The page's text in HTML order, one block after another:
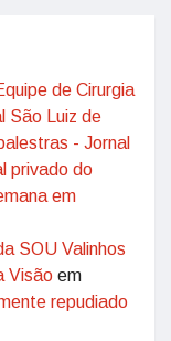
de Cirurgia
São Luiz de
- Jornal
privado do
em
SOU Valinhos
Visão em
repudiado